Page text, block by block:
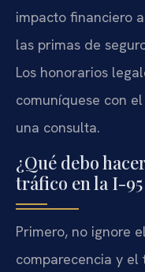
impacto financiero
las primas de
Los honorarios
comuníquese con
una consulta.
¿Qué debo
tráfico en la I-
Primero, no ignore
comparecencia y